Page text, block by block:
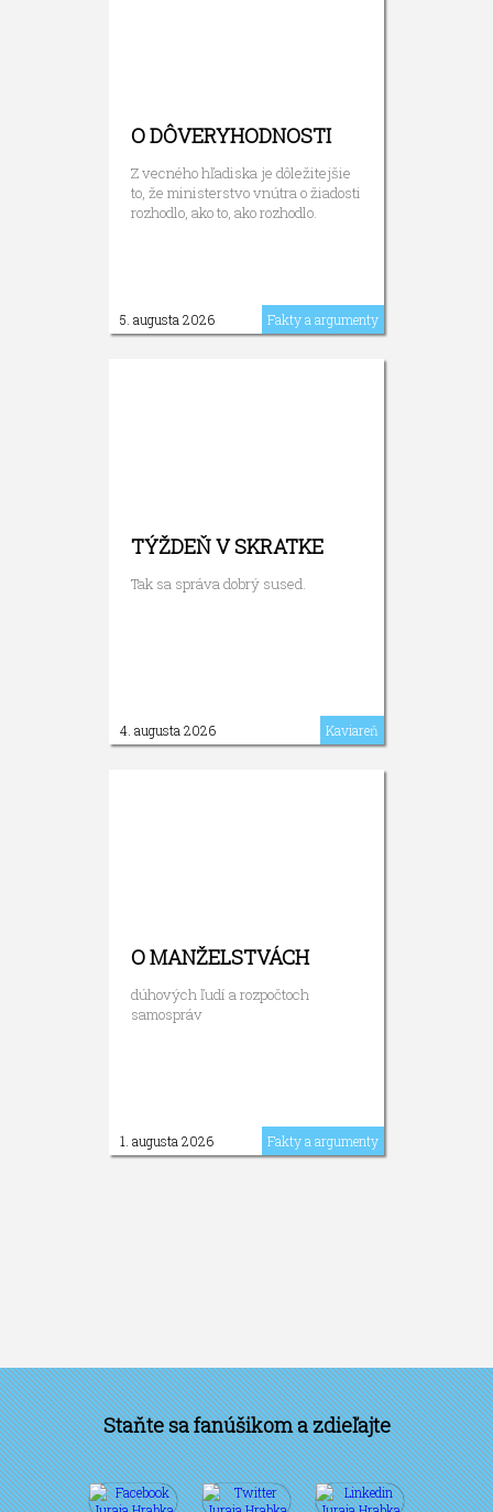
O DÔVERYHODNOSTI
Z vecného hľadiska je dôležitejšie
to, že ministerstvo vnútra o žiadosti
rozhodlo, ako to, ako rozhodlo.
5. augusta 2026 Fakty a argumenty
TÝŽDEŇ V SKRATKE
Tak sa správa dobrý sused.
4. augusta 2026 Kaviareň
O MANŽELSTVÁCH
dúhových ľudí a rozpočtoch
samospráv
1. augusta 2026 Fakty a argumenty
Staňte sa fanúšikom a zdieľajte